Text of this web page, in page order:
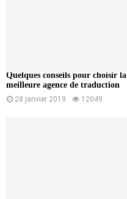
Quelques conseils pour choisir la
meilleure agence de traduction
28 janvier 2019 12049